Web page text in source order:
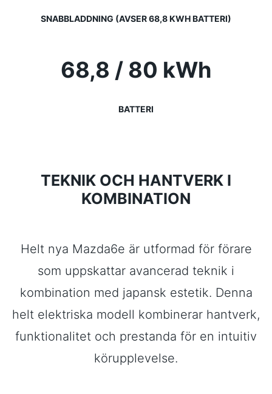
SNABBLADDNING (AVSER 68,8 KWH BATTERI)
68,8 / 80 kWh
BATTERI
TEKNIK OCH HANTVERK I
KOMBINATION
Helt nya Mazda6e är utformad för förare
som uppskattar avancerad teknik i
kombination med japansk estetik. Denna
helt elektriska modell kombinerar hantverk,
funktionalitet och prestanda för en intuitiv
körupplevelse.